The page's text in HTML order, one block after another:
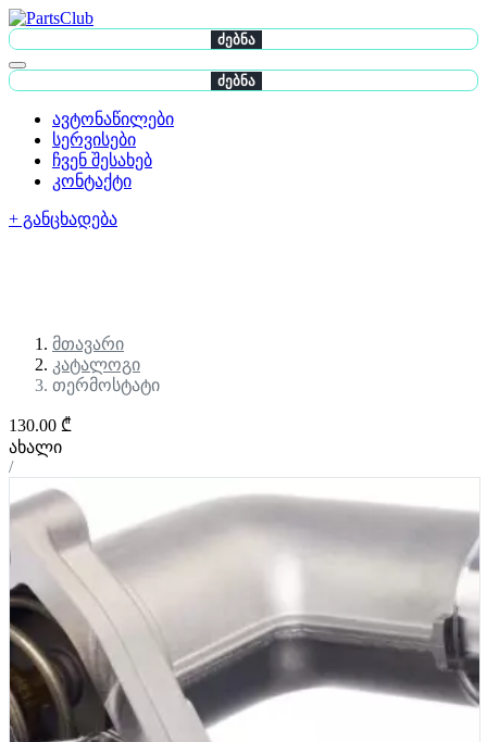
ძებნა
ძებნა
ავტონაწილები
სერვისები
ჩვენ შესახებ
კონტაქტი
+ განცხადება
მთავარი
კატალოგი
თერმოსტატი
130.00 ₾
ახალი
/